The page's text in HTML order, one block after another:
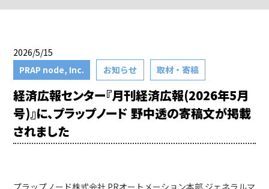
2026/5/15
PRAP node, Inc.
お知らせ 取材・寄稿
経済広報センター『月刊経済広報(2026年5月
号)』に、プラップノード 野中透の寄稿文が掲載
されました
プラップノード株式会社 PRオートメーション本部 ジェネラルマ